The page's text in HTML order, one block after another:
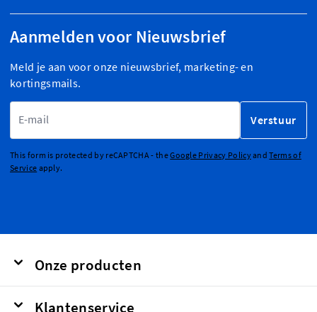
Aanmelden voor Nieuwsbrief
Meld je aan voor onze nieuwsbrief, marketing- en
kortingsmails.
Verstuur
This form is protected by reCAPTCHA - theGoogle Privacy PolicyandTerms of
Service apply.
Onze producten
Klantenservice